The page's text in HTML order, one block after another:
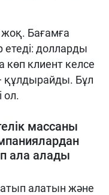
Бағамға
долларды
клиент келсе
құлдырайды. Бұл
ол.
массаны
ала алады
алатын және